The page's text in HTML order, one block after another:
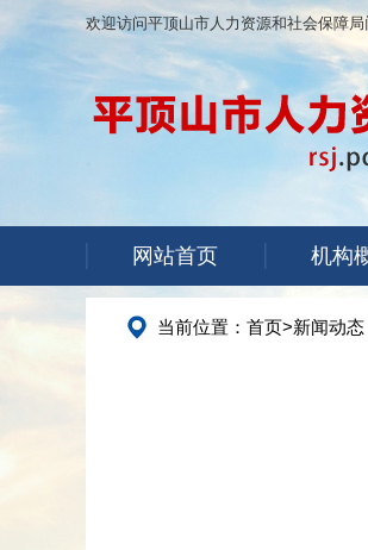
欢迎访问平顶山市人力资源和社会保障
网站首页 机构
当前位置： 首页>新闻动态